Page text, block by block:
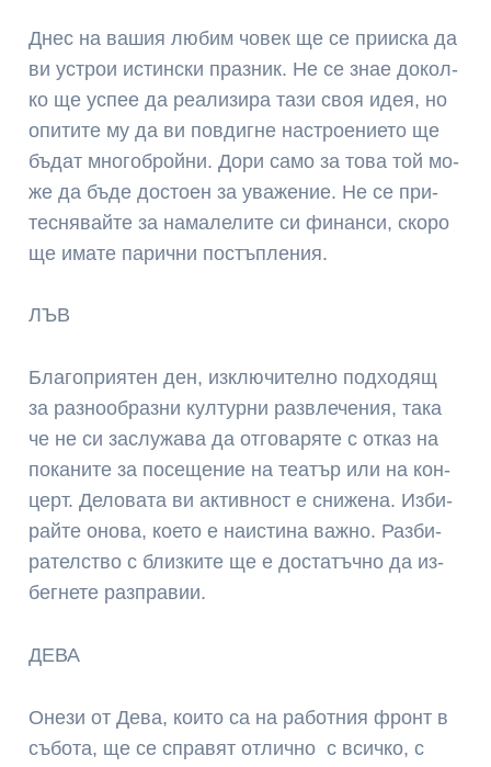
Днес на ва­шия лю­бим чо­век ще се приис­ка да
ви ус­трои ис­тин­ски праз­ник. Не се знае докол­
ко ще ус­пее да реа­ли­зи­ра та­зи своя идея, но
опи­ти­те му да ви пов­диг­не нас­трое­ние­то ще
бъ­дат мно­гоб­рой­ни. До­ри са­мо за то­ва той мо­
же да бъ­де дос­тоен за ува­же­ние. Не се при­
тесн­явай­те за на­ма­ле­ли­те си фи­нан­си, ско­ро
ще има­те па­рич­ни пос­тъп­ле­ния.
ЛЪВ
Бла­гоп­рия­тен ден, из­клю­чи­тел­но под­ходящ
за раз­нооб­раз­ни кул­тур­ни раз­вле­че­ния, та­ка
че не си зас­лу­жа­ва да от­го­вар­яте с от­каз на
по­ка­ни­те за по­се­ще­ние на теа­тър или на кон­
церт. Де­ло­ва­та ви ак­тив­ност е сни­же­на. Из­би­
рай­те оно­ва, кое­то е наис­ти­на важ­но. Раз­би­
ра­телс­тво с близ­ки­те ще е дос­та­тъч­но да из­
бег­не­те­ раз­пра­вии.
ДЕВА
Оне­зи от Де­ва, кои­то са на ра­бот­ния фронт в
съ­бо­та, ще се справят от­лич­но с всич­ко, с